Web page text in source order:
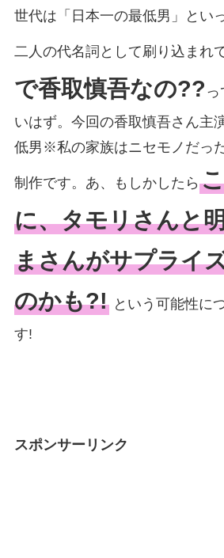
世代は「日本一の最低男」とい
二人の代名詞として刷り込まれ
で香取慎吾なの?? っ
いはず。今回の香取慎吾さん主
低男※私の家族はニセモノだっ
制作です。あ、もしかしたら
に、タモリさんと
まさんがサプライ
のかも?!という可能性に
す!
スポンサーリンク